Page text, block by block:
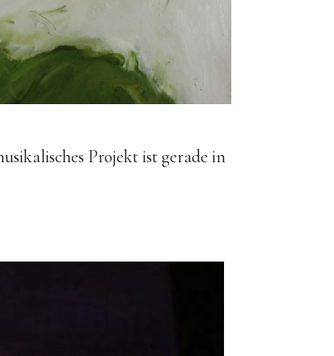
Projekt ist gerade in